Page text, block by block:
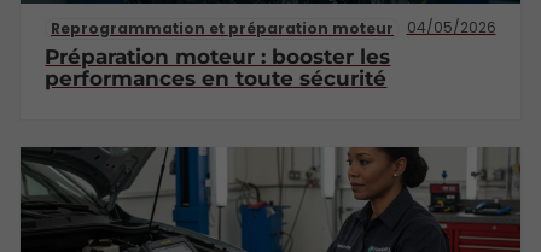
Reprogrammation et préparation moteur 04/05/2026
Préparation moteur : booster les
performances en toute sécurité